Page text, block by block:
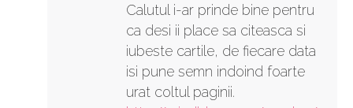
Calutul i-ar prinde bine pentru
ca desi ii place sa citeasca si
iubeste cartile, de fiecare data
isi pune semn indoind foarte
urat coltul paginii.